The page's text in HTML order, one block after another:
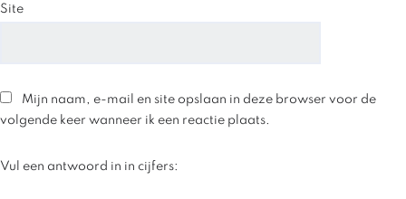
Site
Mijn naam, e-mail en site opslaan in deze browser voor de
volgende keer wanneer ik een reactie plaats.
Vul een antwoord in in cijfers: